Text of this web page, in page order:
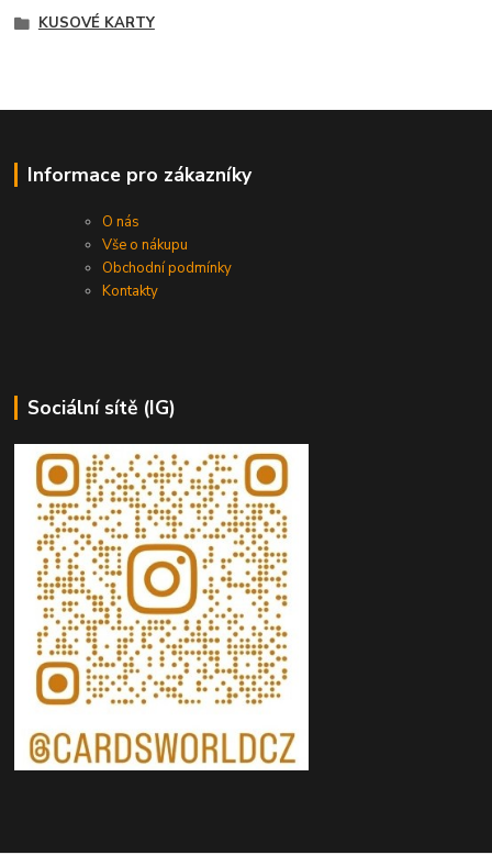
KUSOVÉ KARTY
Informace pro zákazníky
O nás
Vše o nákupu
Obchodní podmínky
Kontakty
Sociální sítě (IG)